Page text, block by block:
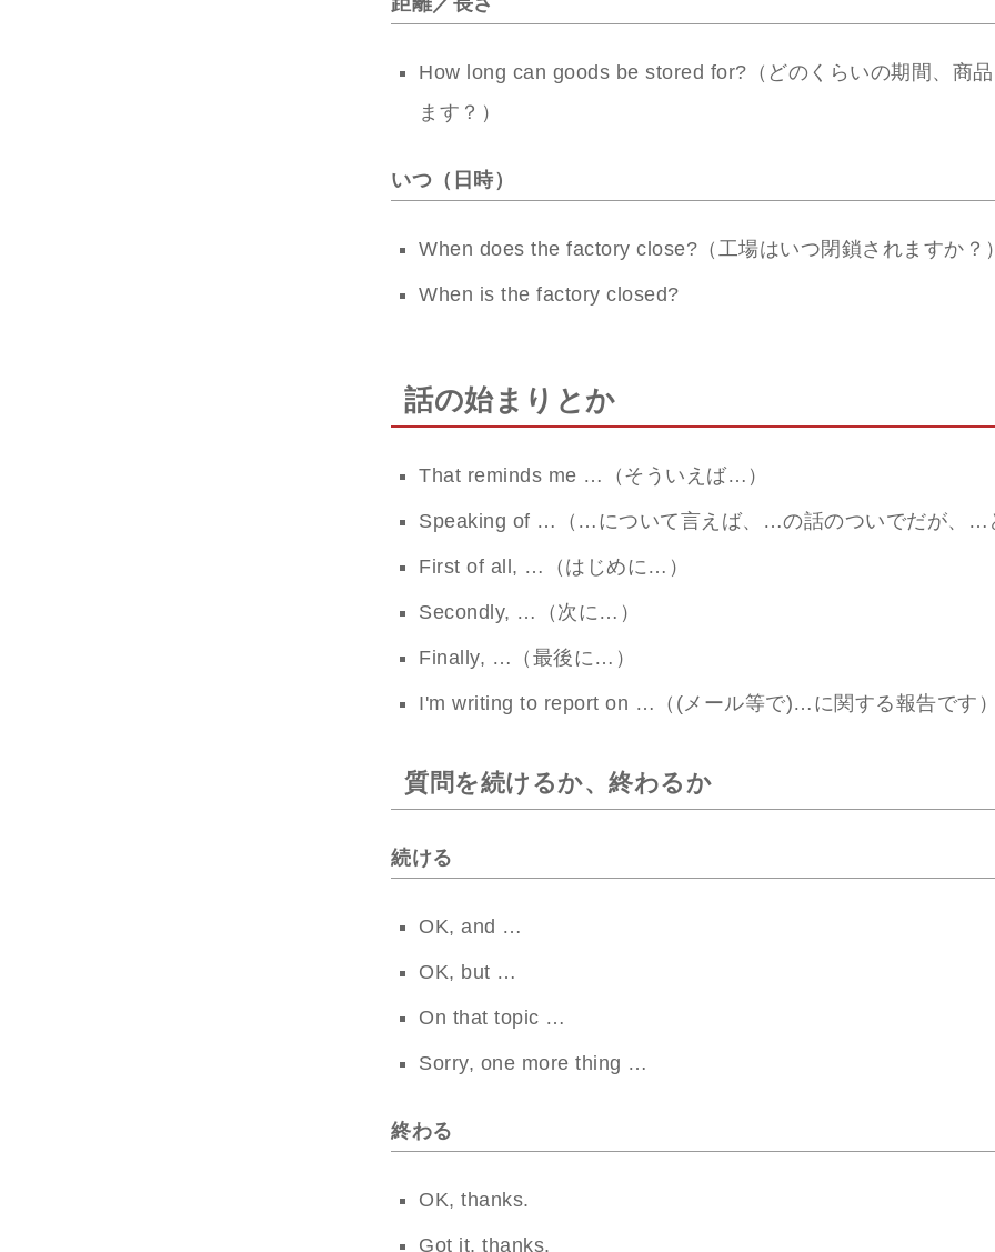
How long can goods be stored for?（どのくらいの期間、商品
ます？）
いつ（日時）
When does the factory close?（工場はいつ閉鎖されますか？）
When is the factory closed?
話の始まりとか
That reminds me …（そういえば…）
Speaking of …（…について言えば、…の話のついでだが、…
First of all, …（はじめに…）
Secondly, …（次に…）
Finally, …（最後に…）
I'm writing to report on …（(メール等で)…に関する報告です）
質問を続けるか、終わるか
続ける
OK, and …
OK, but …
On that topic …
Sorry, one more thing …
終わる
OK, thanks.
Got it, thanks.